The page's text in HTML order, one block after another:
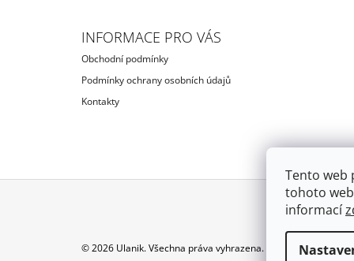
Tento web
tohoto
informací
INFORMACE PRO VÁS
Obchodní podmínky
Podmínky ochrany osobních údajů
Kontakty
© 2026 Ulanik. Všechna práva vyhrazena. Upravit nastavení